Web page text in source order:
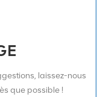
laissez-nous
que possible !